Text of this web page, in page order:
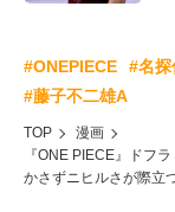
#ONEPIECE #名探
#藤子不二雄A
TOP
漫画
『ONE PIECE』ドフ
かさずニヒルさが際立